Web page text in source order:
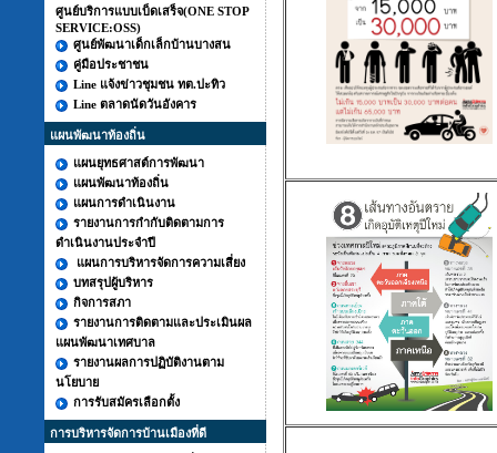
ศูนย์บริการแบบเบ็ดเสร็จ(ONE STOP
SERVICE:OSS)
ศูนย์พัฒนาเด็กเล็กบ้านบางสน
คู่มือประชาชน
Line แจ้งข่าวชุมชน ทต.ปะทิว
Line ตลาดนัดวันอังคาร
แผนพัฒนาท้องถิ่น
แผนยุทธศาสต์การพัฒนา
แผนพัฒนาท้องถิ่น
แผนการดำเนินงาน
รายงานการกำกับติดตามการ
ดำเนินงานประจำปี
แผนการบริหารจัดการความเสี่ยง
บทสรุปผู้บริหาร
กิจการสภา
รายงานการติดตามและประเมินผล
แผนพัฒนาเทศบาล
รายงานผลการปฏิบัติงานตาม
นโยบาย
การรับสมัครเลือกตั้ง
การบริหารจัดการบ้านเมืองที่ดี